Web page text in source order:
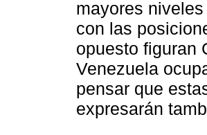
mayores
con las
opuesto figuran
Venezuela
pensar que
expresarán